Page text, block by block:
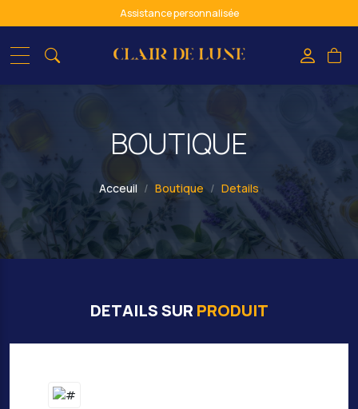
Assistance personnalisée
spiritualité & bien-être : de l'ombre à la lumière
BOUTIQUE
Acceuil Boutique Details
DETAILS SUR PRODUIT